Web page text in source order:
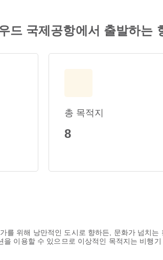
국제공항에서 출발하는
총 목적지
8
위해 낭만적인 도시로 향하든, 문화가 넘치는
이용할 수 있으므로 이상적인 목적지는 비행